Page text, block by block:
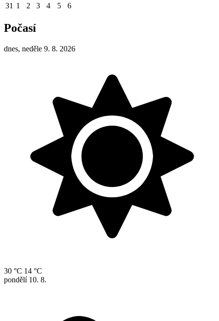
31 1 2 3 4 5 6
Počasí
dnes, neděle 9. 8. 2026
30 °C 14 °C
pondělí 10. 8.